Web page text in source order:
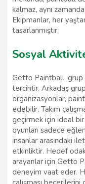
kalmaz, aynı
Ekipmanlar, her
tasarlanmıştır.
Sosyal
Getto Paintball,
tercihtir. Arkadaş
organizasyonlar,
edebilir. Takım
geçirmek için ideal
oyunları sadece
insanlar arasındaki
etkinliktir. Hedef
arayanlar için Getto
deneyim vaat eder.